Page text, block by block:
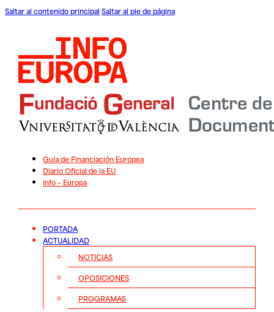
Saltar al contenido principal Saltar al pie de página
Guía de Financiación Europea
Diario Oficial de la EU
Info – Europa
PORTADA
ACTUALIDAD
NOTICIAS
OPOSICIONES
PROGRAMAS